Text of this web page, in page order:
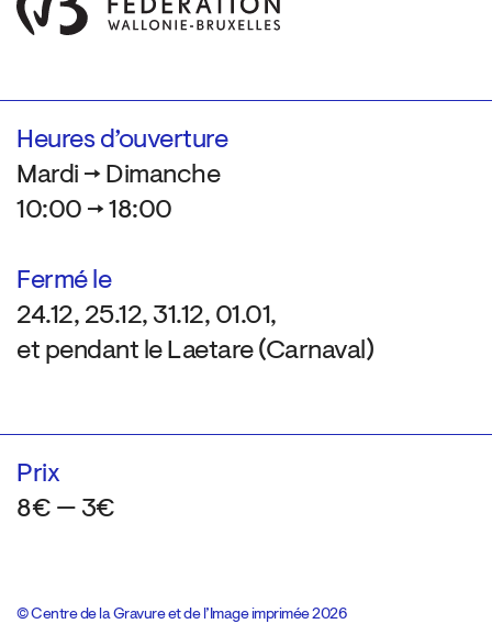
Heures d’ouverture
Mardi → Dimanche
10:00 → 18:00
Fermé le
24.12, 25.12, 31.12, 01.01,
et pendant le Laetare (Carnaval)
Prix
8€ — 3€
© Centre de la Gravure et de l’Image imprimée 2026